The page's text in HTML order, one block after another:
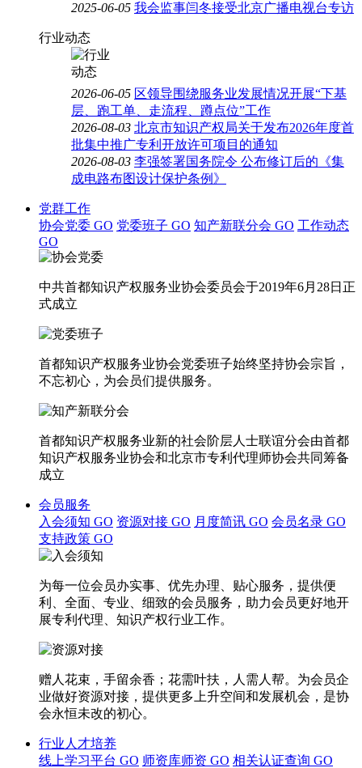
2025-06-05 我会监事闫冬接受北京广播电视台专访
行业动态
2026-06-05 区领导围绕服务业发展情况开展“下基
层、跑工单、走流程、蹲点位”工作
2026-08-03 北京市知识产权局关于发布2026年度首
批集中推广专利开放许可项目的通知
2026-08-03 李强签署国务院令 公布修订后的《集
成电路布图设计保护条例》
党群工作
协会党委 GO 党委班子 GO 知产新联分会 GO 工作动态
GO
中共首都知识产权服务业协会委员会于2019年6月28日正
式成立
首都知识产权服务业协会党委班子始终坚持协会宗旨，
不忘初心，为会员们提供服务。
首都知识产权服务业新的社会阶层人士联谊分会由首都
知识产权服务业协会和北京市专利代理师协会共同筹备
成立
会员服务
入会须知 GO 资源对接 GO 月度简讯 GO 会员名录 GO
支持政策 GO
为每一位会员办实事、优先办理、贴心服务，提供便
利、全面、专业、细致的会员服务，助力会员更好地开
展专利代理、知识产权行业工作。
赠人花束，手留余香；花需叶扶，人需人帮。为会员企
业做好资源对接，提供更多上升空间和发展机会，是协
会永恒未改的初心。
行业人才培养
线上学习平台 GO 师资库师资 GO 相关认证查询 GO